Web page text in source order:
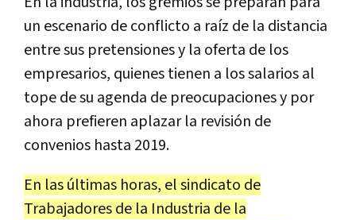
un escenario de conflicto a raíz de la distancia
entre sus pretensiones y la oferta de los
empresarios, quienes tienen a los salarios al
tope de su agenda de preocupaciones y por
ahora prefieren aplazar la revisión de
convenios hasta 2019.
En las últimas horas, el sindicato de
Trabajadores de la Industria de la